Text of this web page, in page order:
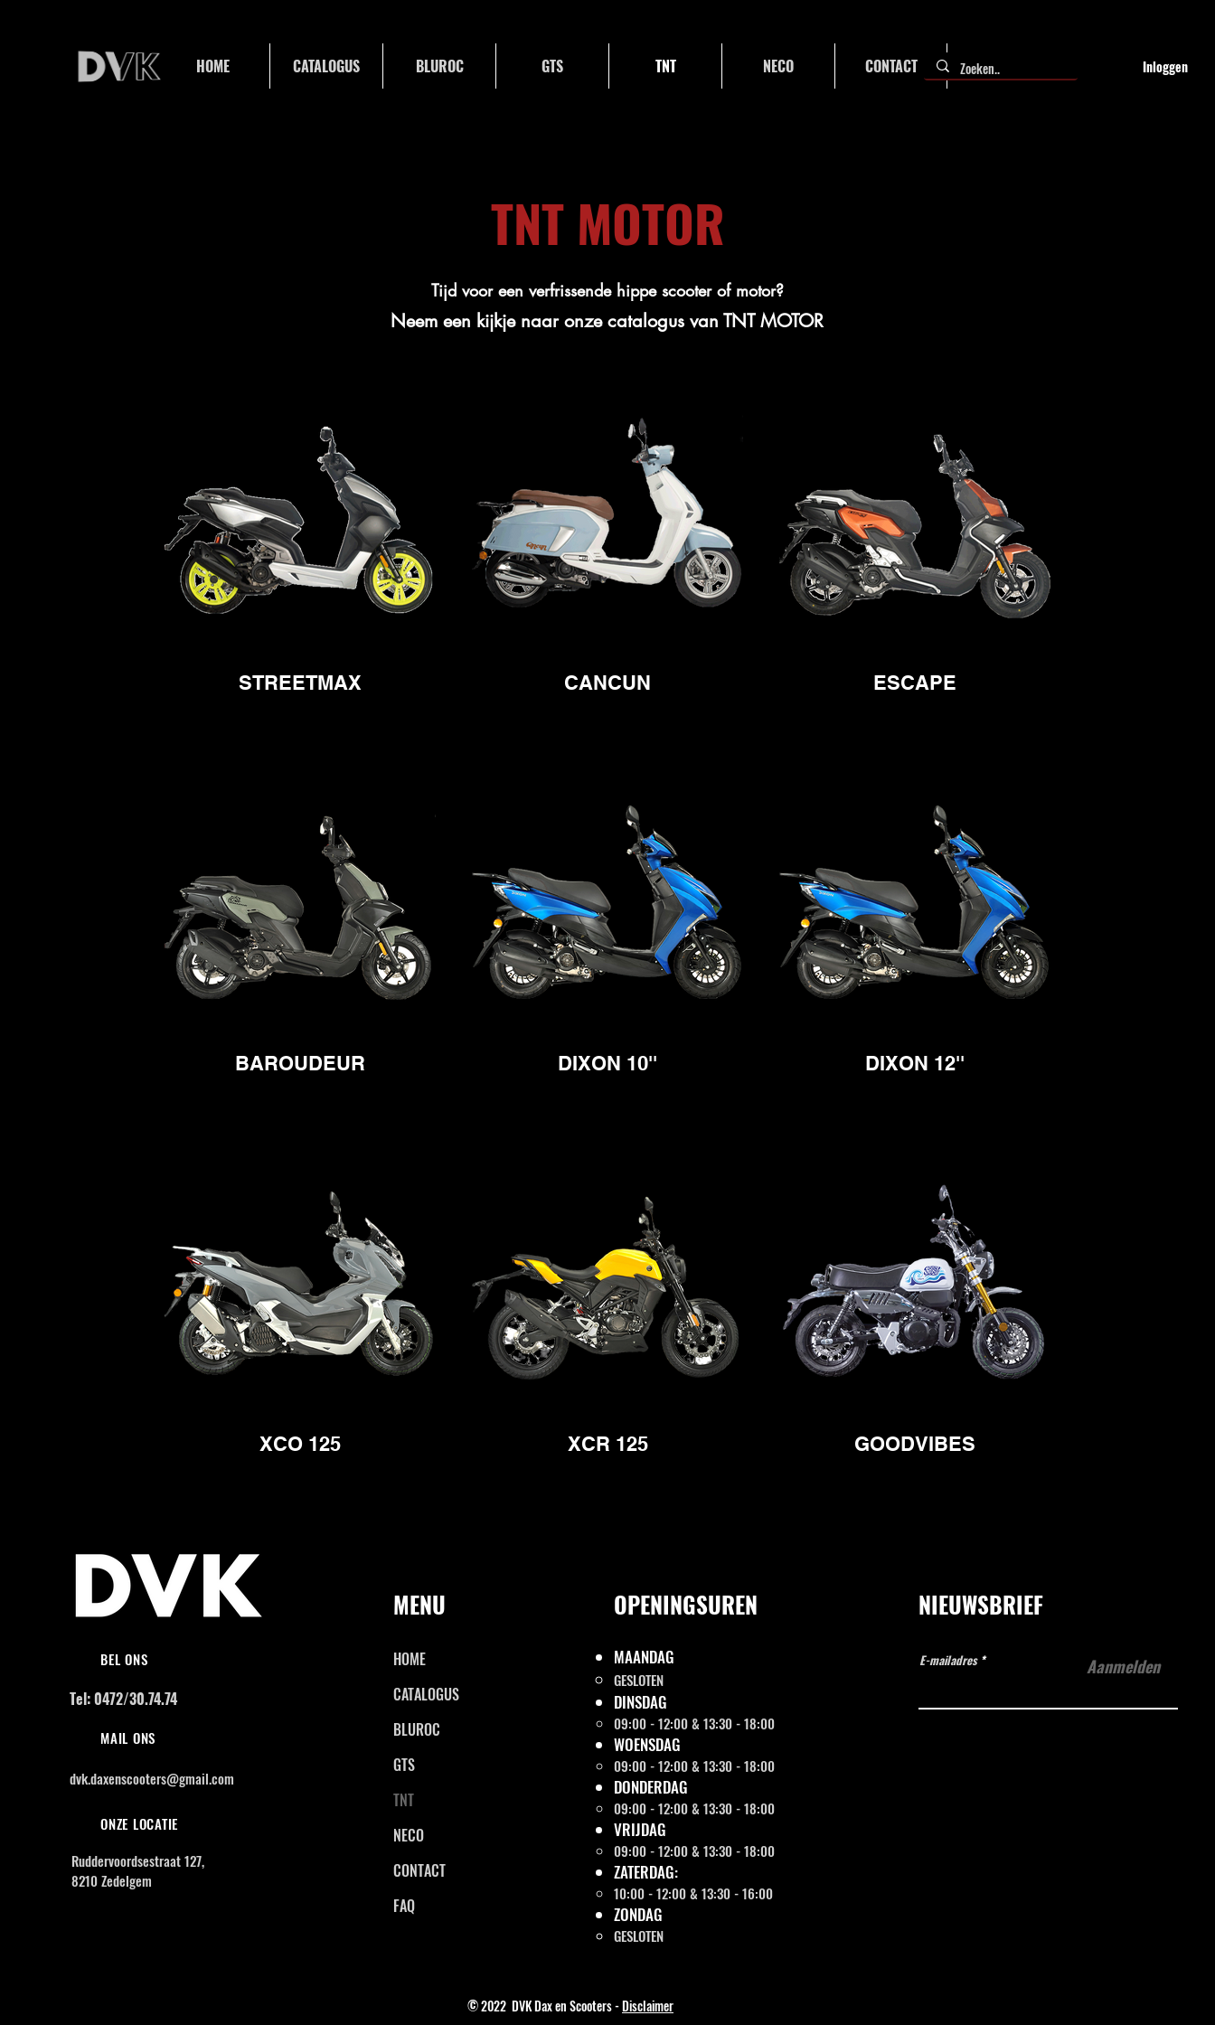
HOME CATALOGUS BLUROC GTS TNT NECO CONTACT FAQ Inloggen
TNT MOTOR
Tijd voor een verfrissende hippe scooter of motor?
Neem een kijkje naar onze catalogus van TNT MOTOR
STREETMAX CANCUN ESCAPE
BAROUDEUR DIXON 10'' DIXON 12''
XCO 125 XCR 125 GOODVIBES
BEL ONS
Tel: 0472/30.74.74
MAIL ONS
dvk.daxenscooters@gmail.com
ONZE LOCATIE
Ruddervoordsestraat 127,
8210 Zedelgem
MENU
HOME
CATALOGUS
BLUROC
GTS
TNT
NECO
CONTACT
FAQ
OPENINGSUREN NIEUWSBRIEF
E-mailadres Aanmelden
MAANDAG
GESLOTEN
DINSDAG
09:00 - 12:00 & 13:30 - 18:00
WOENSDAG
09:00 - 12:00 & 13:30 - 18:00
DONDERDAG
09:00 - 12:00 & 13:30 - 18:00
VRIJDAG
09:00 - 12:00 & 13:30 - 18:00
ZATERDAG:
10:00 - 12:00 & 13:30 - 16:00
ZONDAG
GESLOTEN
© 2022 DVK Dax en Scooters -Disclaimer